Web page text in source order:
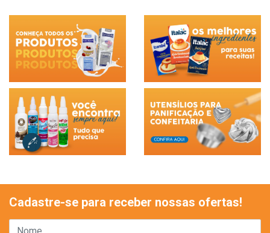
Cadastre-se para receber nossas ofertas!